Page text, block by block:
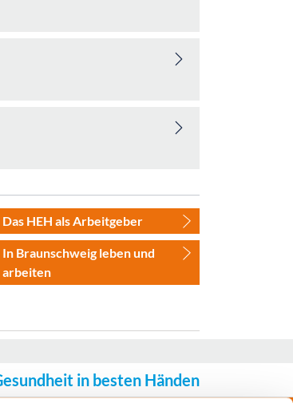
Das HEH als Arbeitgeber
In Braunschweig leben und
arbeiten
in besten Händen